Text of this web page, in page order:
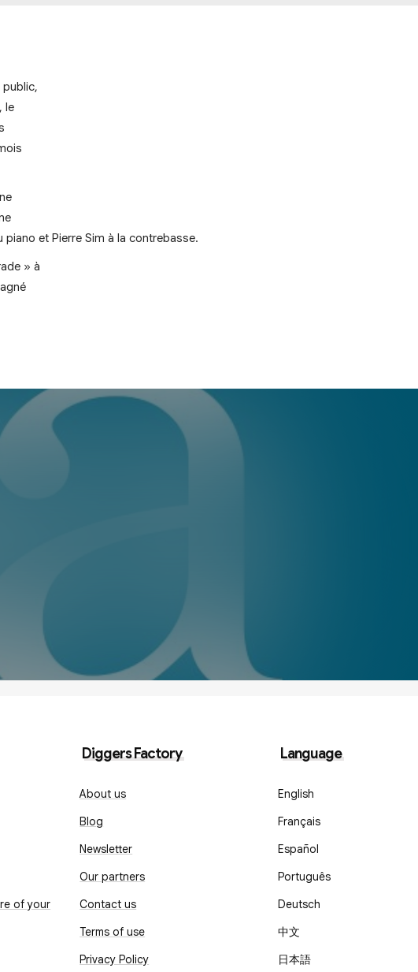
public,
le
et Pierre Sim à la contrebasse.
» à
of your
Diggers Factory
About us
Blog
Newsletter
Our partners
Contact us
Terms of use
Privacy Policy
Language
English
Français
Español
Português
Deutsch
中文
日本語